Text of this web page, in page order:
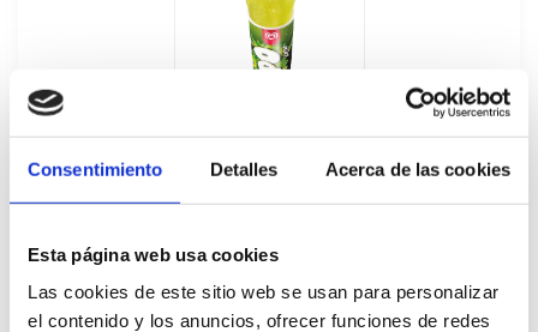
Consentimiento Detalles Acerca de las cookies
Esta página web usa cookies
Las cookies de este sitio web se usan para personalizar
el contenido y los anuncios, ofrecer funciones de redes
Calippo Lima Limón 24Ux105ML